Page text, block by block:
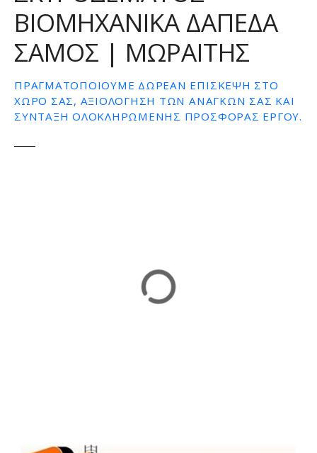
ΒΙΟΜΗΧΑΝΙΚΑ ΔΑΠΕΔΑ
ΣΑΜΟΣ | ΜΩΡΑΙΤΗΣ
ΠΡΑΓΜΑΤΟΠΟΙΟΎΜΕ ΔΩΡΕΆΝ ΕΠΊΣΚΕΨΗ ΣΤΟ
ΧΏΡΟ ΣΑΣ, ΑΞΙΟΛΌΓΗΣΗ ΤΩΝ ΑΝΑΓΚΏΝ ΣΑΣ ΚΑΙ
ΣΎΝΤΑΞΗ ΟΛΟΚΛΗΡΩΜΈΝΗΣ ΠΡΟΣΦΟΡΆΣ ΈΡΓΟΥ.